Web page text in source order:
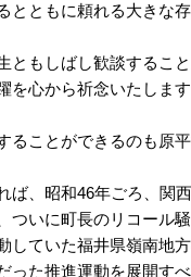
とともに頼れる大きな
ともしばし歓談するこ
心から祈念いたします
ることができるのも原平
ば、昭和46年ごろ、関
ついに町長のリコール
していた福井県嶺南地
った推進運動を展開す